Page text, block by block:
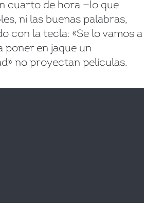
cuarto de hora —lo que
ni las buenas palabras,
con la tecla: «Se lo vamos a
poner en jaque un
no proyectan películas.